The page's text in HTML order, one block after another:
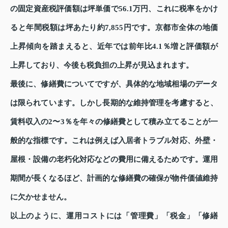
の固定資産税評価額は坪単価で56.1万円、これに税率をかけ
ると年間税額は坪あたり約7,855円です。京都市全体の地価
上昇傾向を踏まえると、近年では前年比4.1％増と評価額が
上昇しており、今後も税負担の上昇が見込まれます。
最後に、修繕費についてですが、具体的な地域相場のデータ
は限られています。しかし長期的な維持管理を考慮すると、
賃料収入の2〜3％を年々の修繕費として積み立てることが一
般的な指標です。これは例えば入居者トラブル対応、外壁・
屋根・設備の老朽化対応などの費用に備えるためです。運用
期間が長くなるほど、計画的な修繕費の確保が物件価値維持
に欠かせません。
以上のように、運用コストには「管理費」「税金」「修繕